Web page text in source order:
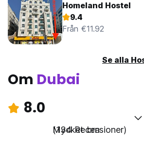
Homeland Hostel
9.4
Från €11.92
Se alla
Om Dubai
8.0
Mycket bra
(134 Recensioner)